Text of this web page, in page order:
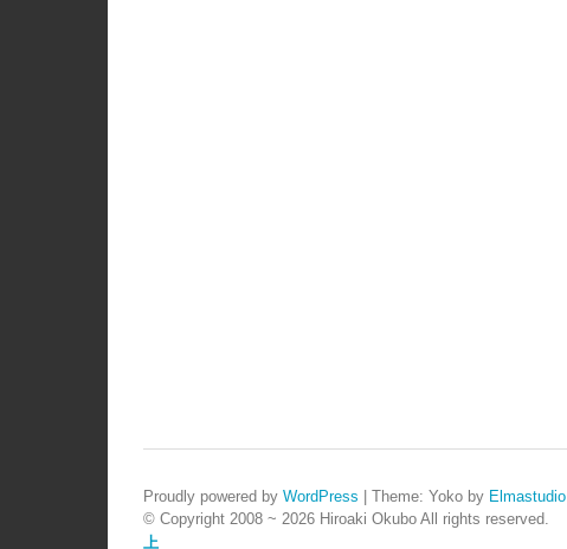
Proudly powered by WordPress Theme: Yoko by Elmastudio
© Copyright 2008 ~ 2026 Hiroaki Okubo All rights reserved.
上